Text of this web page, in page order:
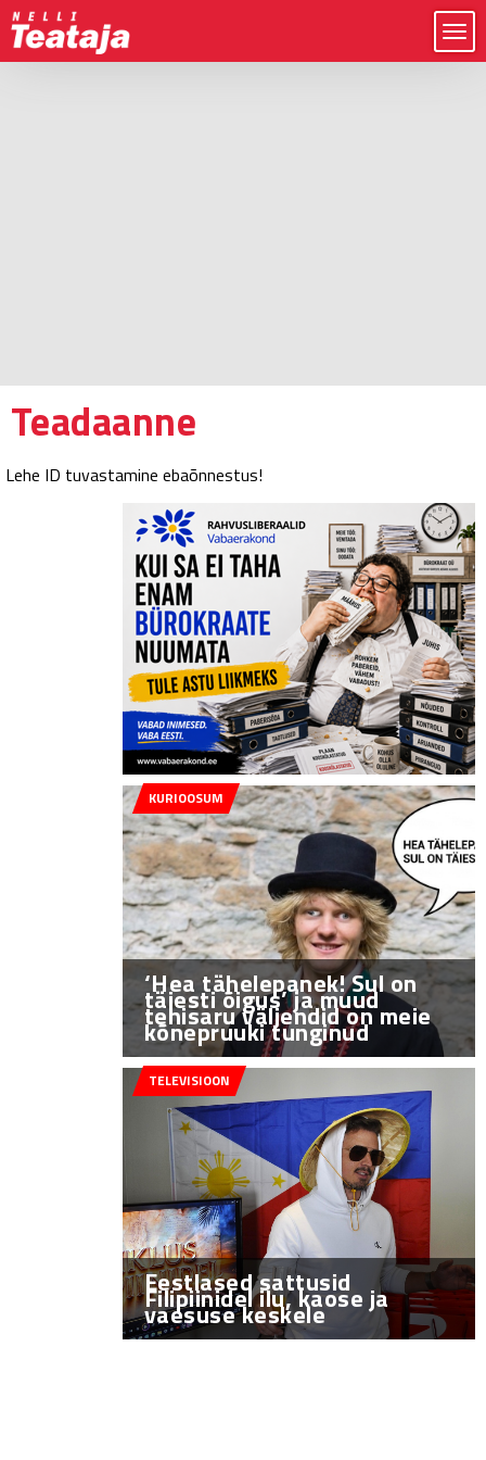
Teadaanne
Lehe ID tuvastamine ebaõnnestus!
KURIOOSUM
‘Hea tähelepanek! Sul on
täiesti õigus’ ja muud
tehisaru väljendid on meie
kõnepruuki tunginud
TELEVISIOON
Eestlased sattusid
Filipiinidel ilu, kaose ja
vaesuse keskele